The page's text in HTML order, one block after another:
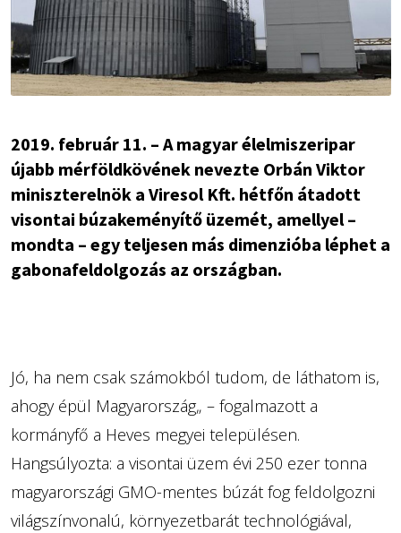
2019. február 11. – A magyar élelmiszeripar
újabb mérföldkövének nevezte Orbán Viktor
miniszterelnök a Viresol Kft. hétfőn átadott
visontai búzakeményítő üzemét, amellyel –
mondta – egy teljesen más dimenzióba léphet a
gabonafeldolgozás az országban.
Jó, ha nem csak számokból tudom, de láthatom is,
ahogy épül Magyarország„ – fogalmazott a
kormányfő a Heves megyei településen.
Hangsúlyozta: a visontai üzem évi 250 ezer tonna
magyarországi GMO-mentes búzát fog feldolgozni
világszínvonalú, környezetbarát technológiával,